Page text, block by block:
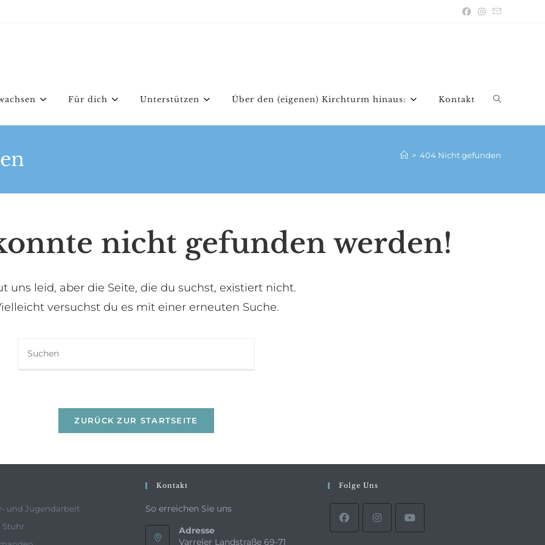
Für dich Unterstützen Über den (eigenen) Kirchturm hinaus: Kontakt Website-
> 404 Nicht gefunden
nicht gefunden werden!
uns leid, aber die Seite, die du suchst, existiert nicht.
versuchst du es mit einer erneuten Suche.
ZURÜCK ZUR STARTSEITE
und Jugendarbeit
Stuhr
Kontakt
So erreichen Sie uns
Adresse
Varreler Landstraße 69-71
Folge Uns